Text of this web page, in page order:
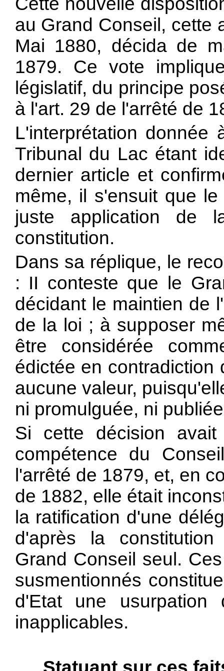
au Grand Conseil, cette
Mai 1880, décida de
1879. Ce vote
législatif, du principe
à l'art. 29 de l'arrêté de
L'interprétation
Tribunal du Lac étant
dernier article et
même, il s'ensuit que
juste application
constitution.
Dans sa réplique, le
: II conteste que le
décidant le maintien de
de la loi ; à supposer
être considérée
édictée en
aucune valeur,
ni promulguée, ni
Si cette décision
compétence du
l'arrêté de 1879, et, en
de 1882, elle était
la ratification d'une
d'après la
Grand Conseil seul.
susmentionnés
d'Etat une
inapplicables.